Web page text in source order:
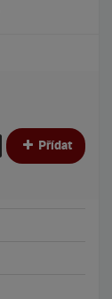
Přídat